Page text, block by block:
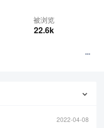
被浏览
22.6k
2022-04-08